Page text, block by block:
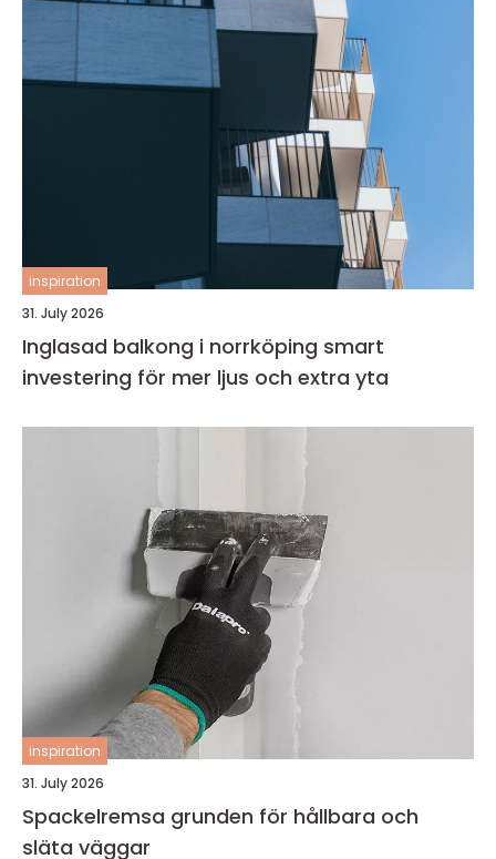
inspiration
31. July 2026
Inglasad balkong i norrköping smart
investering för mer ljus och extra yta
inspiration
31. July 2026
Spackelremsa grunden för hållbara och
släta väggar